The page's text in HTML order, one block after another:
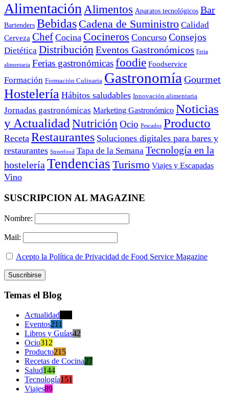
Alimentación Alimentos Aparatos tecnológicos Bar
Bartenders Bebidas Cadena de Suministro Calidad
Cerveza Chef Cocina Cocineros Concurso Consejos
Dietética Distribución Eventos Gastronómicos Feria
alimentaria Ferias gastronómicasfoodie Foodservice
Formación Formación Culinaria Gastronomía Gourmet
Hostelería Hábitos saludables Innovación alimentaria
Jornadas gastronómicas Marketing Gastronómico Noticias
y Actualidad Nutrición Ocio Pescados Producto
Receta Restaurantes Soluciones digitales para bares y
restaurantes Streetfood Tapa de la Semana Tecnología en la
hostelería Tendencias Turismo Viajes y Escapadas
Vino
SUSCRIPCION AL MAGAZINE
Nombre:
Mail:
Acepto la Política de Privacidad de Food Service Magazine
Temas el Blog
Actualidad
Eventos211
Libros y Guías42
Ocio312
Producto215
Recetas de Cocina27
Salud144
Tecnología151
Viajes89